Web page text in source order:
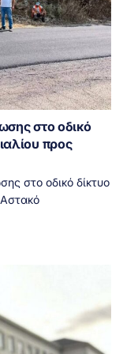
στο οδικό
προς
στο οδικό δίκτυο